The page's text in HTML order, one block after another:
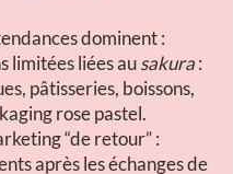
dominent :
limitées liées ausakura:
pâtisseries, boissons,
rose pastel.
“de retour” :
après les échanges de